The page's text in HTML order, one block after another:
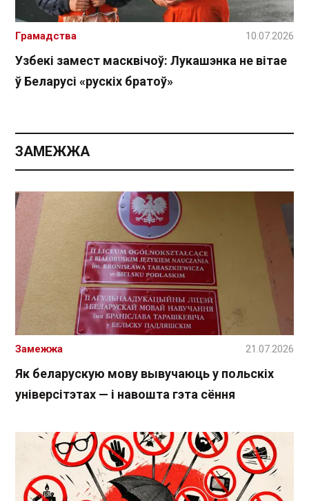
Узбекі замест масквічоў: Лукашэнка не вітае
ў Беларусі «рускіх братоў»
Грамадства 10.07.2026
ЗАМЕЖЖА
Як беларускую мову вывучаюць у польскіх
універсітэтах — і навошта гэта сёння
Замежжа 21.07.2026